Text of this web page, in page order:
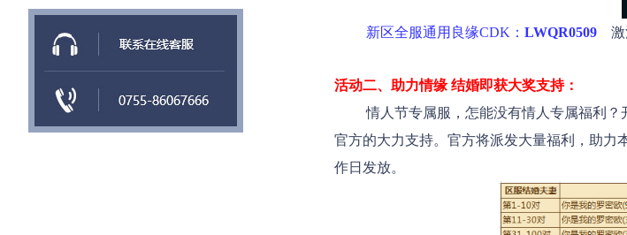
新区全服通用良缘CDK： LWQR0509 激
活动二、 助力情缘 结婚即获大奖支持：
情人节专属服，怎能没有情人专属福利？
官方的大力支持。 官方将派发大量福利，助力
作日发放。